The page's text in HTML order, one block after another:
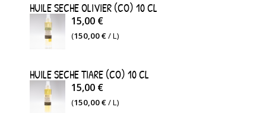
HUILE SECHE OLIVIER (CO) 10 CL
15,00 €
(150,00 €/ L)
HUILE SECHE TIARE (CO) 10 CL
15,00 €
(150,00 €/ L)